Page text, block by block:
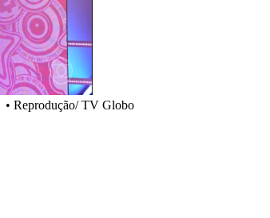
• Reprodução/ TV Globo